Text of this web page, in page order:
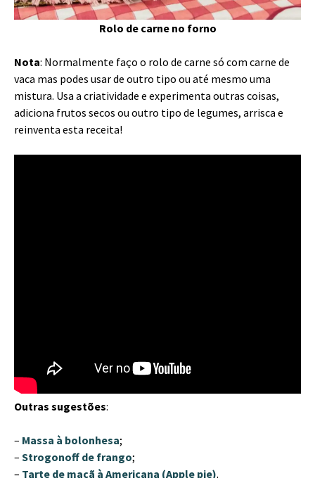
Rolo de carne no forno
Nota: Normalmente faço o rolo de carne só com carne de
vaca mas podes usar de outro tipo ou até mesmo uma
mistura. Usa a criatividade e experimenta outras coisas,
adiciona frutos secos ou outro tipo de legumes, arrisca e
reinventa esta receita!
Outras sugestões:
– Massa à bolonhesa;
– Strogonoff de frango;
– Tarte de maçã à Americana (Apple pie).